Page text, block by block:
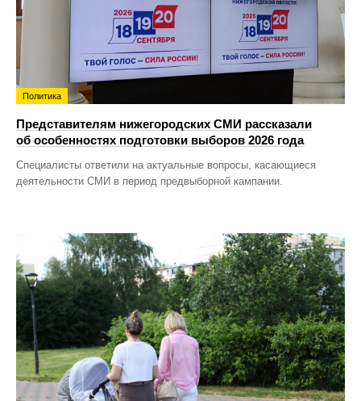
Политика
Представителям нижегородских СМИ рассказали
об особенностях подготовки выборов 2026 года
Специалисты ответили на актуальные вопросы, касающиеся
деятельности СМИ в период предвыборной кампании.